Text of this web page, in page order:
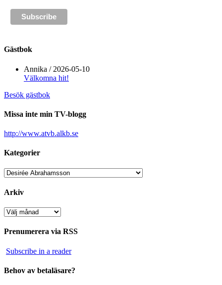
Gästbok
Annika / 2026-05-10
Välkomna hit!
Besök gästbok
Missa inte min TV-blogg
http://www.atvb.alkb.se
Kategorier
Kategorier
Arkiv
Arkiv
Prenumerera via RSS
Subscribe in a reader
Behov av betaläsare?